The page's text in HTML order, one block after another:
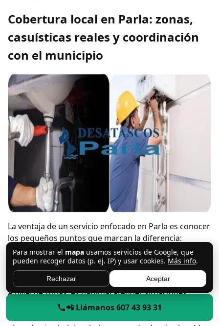
Cobertura local en Parla: zonas,
casuísticas reales y coordinación
con el municipio
La ventaja de un servicio enfocado en Parla es conocer
los pequeños puntos que marcan la diferencia:
horarios de comercios, dinámicas de comunidades, y
el hecho de que una retirada mal coordinada en una
calle activa genera quejas rápidas.
A nivel de zonas, es habitual atender situaciones
Parla Centro,Parla Este,Parla Norte
📲 Llámanos 607 43 93 31
Para mostrar el mapa usamos servicios de Google, que
pueden recoger datos (p. ej. IP) y usar cookies. Más info.
Rechazar Aceptar